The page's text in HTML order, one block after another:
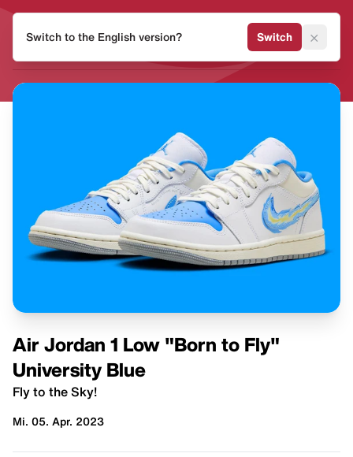
MVMNT
Air Jordan 1 Low "Born to Fly"
University Blue
Fly to the Sky!
Mi. 05. Apr. 2023
Switch to the English version? Switch ×